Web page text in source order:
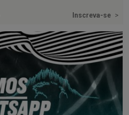
Inscreva-se >